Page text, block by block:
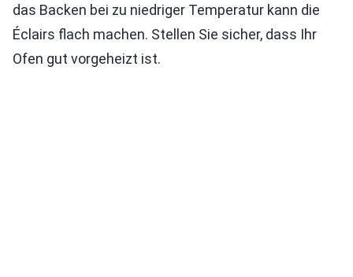
das Backen bei zu niedriger Temperatur kann die
Éclairs flach machen. Stellen Sie sicher, dass Ihr
Ofen gut vorgeheizt ist.